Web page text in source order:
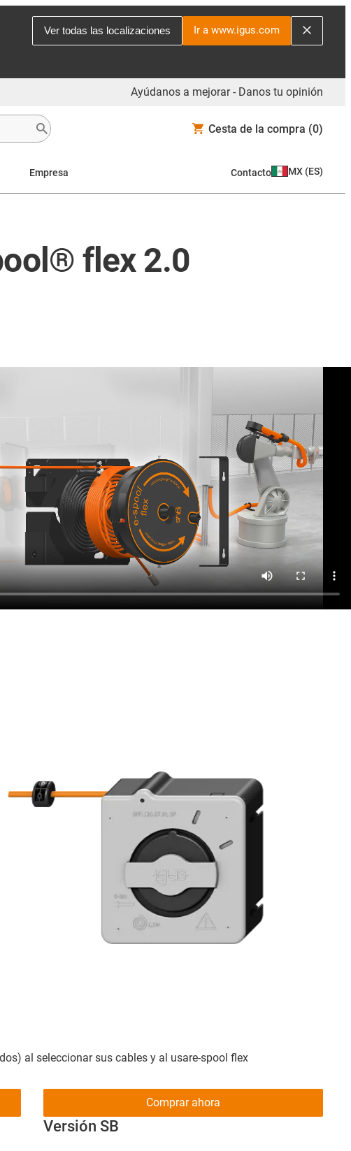
Ver todas las localizaciones Ir a www.igus.com
Ayúdanos a mejorar - Danos tu opinión
Cesta de la compra (0)
Empresa Contacto MX (ES)
flex 2.0
al seleccionar sus cables y al usare-spool flex
Versión SB
Comprar ahora